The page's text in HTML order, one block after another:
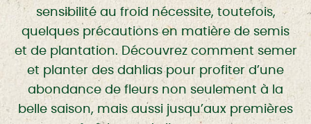
sensibilité au froid nécessite, toutefois,
quelques précautions en matière de semis
et de plantation. Découvrez comment semer
et planter des dahlias pour profiter d’une
abondance de fleurs non seulement à la
belle saison, mais aussi jusqu’aux premières